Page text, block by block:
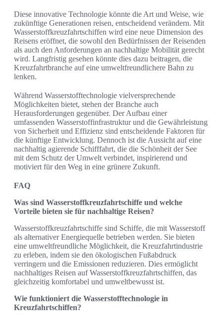
Diese innovative Technologie könnte die Art und Weise, wie
zukünftige Generationen reisen, entscheidend verändern. Mit
Wasserstoffkreuzfahrtschiffen wird eine neue Dimension des
Reisens eröffnet, die sowohl den Bedürfnissen der Reisenden
als auch den Anforderungen an nachhaltige Mobilität gerecht
wird. Langfristig gesehen könnte dies dazu beitragen, die
Kreuzfahrtbranche auf eine umweltfreundlichere Bahn zu
lenken.
Während Wasserstofftechnologie vielversprechende
Möglichkeiten bietet, stehen der Branche auch
Herausforderungen gegenüber. Der Aufbau einer
umfassenden Wasserstoffinfrastruktur und die Gewährleistung
von Sicherheit und Effizienz sind entscheidende Faktoren für
die künftige Entwicklung. Dennoch ist die Aussicht auf eine
nachhaltig agierende Schifffahrt, die die Schönheit der See
mit dem Schutz der Umwelt verbindet, inspirierend und
motiviert für den Weg in eine grünere Zukunft.
FAQ
Was sind Wasserstoffkreuzfahrtschiffe und welche
Vorteile bieten sie für nachhaltige Reisen?
Wasserstoffkreuzfahrtschiffe sind Schiffe, die mit Wasserstoff
als alternativer Energiequelle betrieben werden. Sie bieten
eine umweltfreundliche Möglichkeit, die Kreuzfahrtindustrie
zu erleben, indem sie den ökologischen Fußabdruck
verringern und die Emissionen reduzieren. Dies ermöglicht
nachhaltiges Reisen auf Wasserstoffkreuzfahrtschiffen, das
gleichzeitig komfortabel und umweltbewusst ist.
Wie funktioniert die Wasserstofftechnologie in
Kreuzfahrtschiffen?